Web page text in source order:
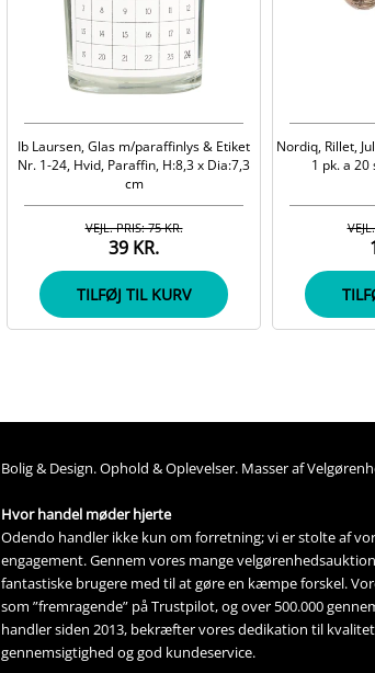
Ib Laursen, Glas m/paraffinlys & Etiket
Nr. 1-24, Hvid, Paraffin, H:8,3 x Dia:7,3
cm
39 KR.
VEJL. PRIS: 75 KR.
TILFØJ TIL KURV
Nordiq, Rillet,
1 pk. a 20
Bolig & Design. Ophold &Oplevelser. Masser af
Hvor handel møder hjerte
Odendo handler ikke kun om forretning; vi er stolte af
engagement. Gennem vores mange
fantastiske brugere med til at gøre en kæmpe forskel.
som ”fremragende” på Trustpilot, og over 500.000
handler siden 2013, bekræfter vores dedikation til
gennemsigtighed og god kundeservice.